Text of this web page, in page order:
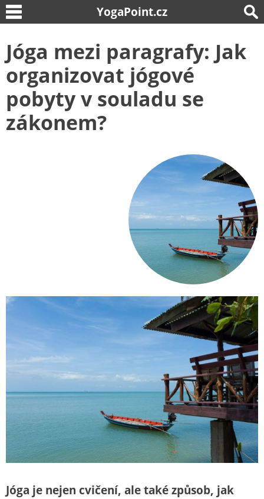
YogaPoint.cz
Jóga mezi paragrafy: Jak
organizovat jógové
pobyty v souladu se
zákonem?
Jóga je nejen cvičení, ale také způsob, jak